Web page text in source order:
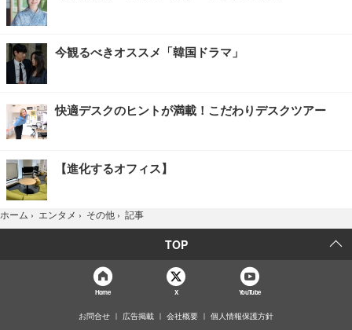
今観るべきオススメ「韓国ドラマ」
快適デスクのヒントが満載！こだわりデスクツアー
【進化するオフィス】
ホーム › エンタメ › その他 › 記事
TOP
Home X YouTube
お問合せ 広告掲載 会社概要 個人情報保護方針